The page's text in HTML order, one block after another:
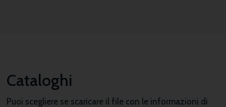
Cataloghi
Puoi scegliere se scaricare il file con le informazioni di